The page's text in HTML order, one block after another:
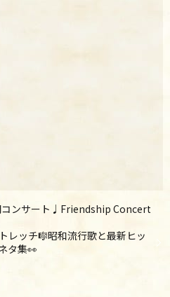
コンサート♩Friendship Concert
レッチ🎼昭和流行歌と最新ヒッ
タ集👀